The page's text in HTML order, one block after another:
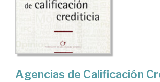
Agencias de Calificación